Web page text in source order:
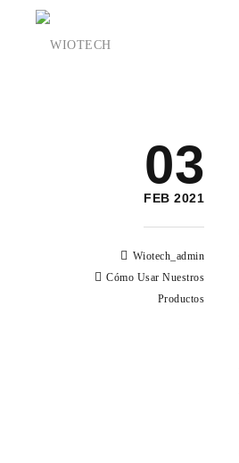
03
FEB 2021
Wiotech_admin
Cómo Usar Nuestros
Productos